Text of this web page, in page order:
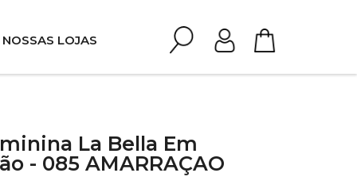
NOSSAS LOJAS
La Bella Em
- 085 AMARRAÇAO